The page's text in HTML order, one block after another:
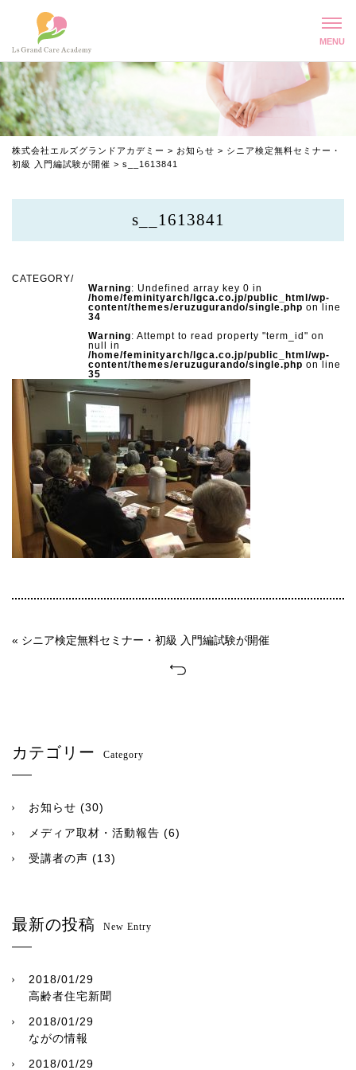
株式会社エルズグランドアカデミー > お知らせ > シニア検定無料セミナー・
初級 入門編試験が開催 > s__1613841
s__1613841
Warning: Undefined array key 0 in
/home/feminityarch/lgca.co.jp/public_html/wp-
content/themes/eruzugurando/single.php on line
34
Warning: Attempt to read property "term_id" on
null in
/home/feminityarch/lgca.co.jp/public_html/wp-
content/themes/eruzugurando/single.php on line
35
« シニア検定無料セミナー・初級 入門編試験が開催
カテゴリー Category
お知らせ (30)
メディア取材・活動報告 (6)
受講者の声 (13)
最新の投稿 New Entry
2018/01/29
高齢者住宅新聞
2018/01/29
ながの情報
2018/01/29